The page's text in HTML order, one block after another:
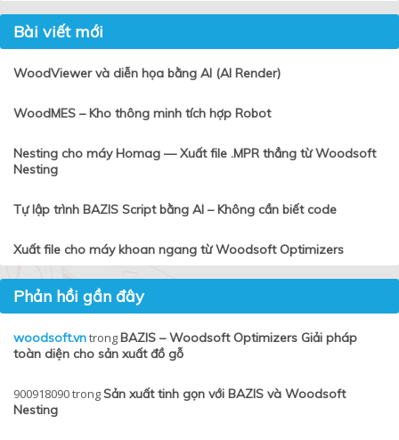
Bài viết mới
WoodViewer và diễn họa bằng AI (AI Render)
WoodMES – Kho thông minh tích hợp Robot
Nesting cho máy Homag — Xuất file .MPR thẳng từ Woodsoft
Nesting
Tự lập trình BAZIS Script bằng AI – Không cần biết code
Xuất file cho máy khoan ngang từ Woodsoft Optimizers
Phản hồi gần đây
woodsoft.vntrongBAZIS – Woodsoft Optimizers Giải pháp
toàn diện cho sản xuất đồ gỗ
900918090trongSản xuất tinh gọn với BAZIS và Woodsoft
Nesting